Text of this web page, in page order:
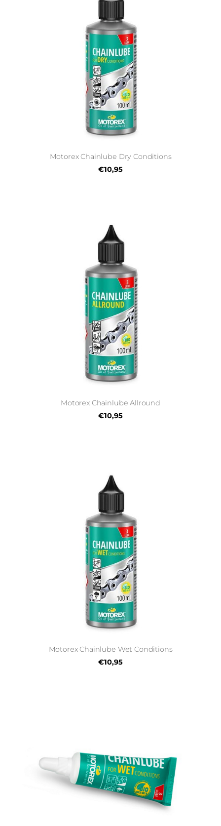
Motorex Chainlube Dry Conditions
€10,95
Motorex Chainlube Allround
€10,95
Motorex Chainlube Wet Conditions
€10,95